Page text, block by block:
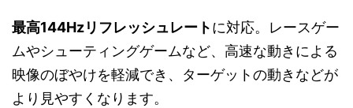
最高144Hzリフレッシュレートに対応。レースゲー
ムやシューティングゲームなど、高速な動きによる
映像のぼやけを軽減でき、ターゲットの動きなどが
より見やすくなります。